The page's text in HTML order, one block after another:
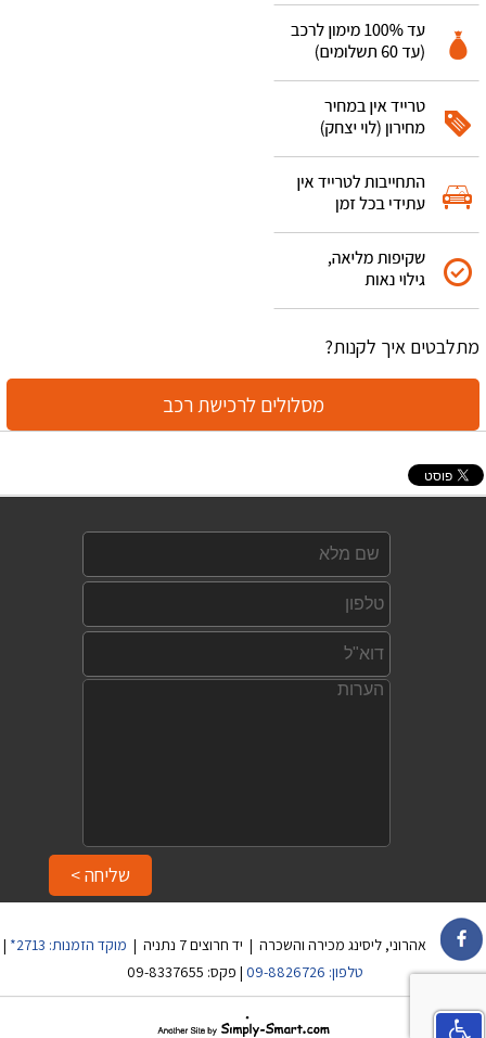
מתלבטים איך לקנות?
מסלולים לרכישת רכב
שליחה >
אהרוני, ליסינג מכירה והשכרה | יד חרוצים 7 נתניה | מוקד הזמנות:
|
טלפון: 09-8826726 | פקס: 09-8337655